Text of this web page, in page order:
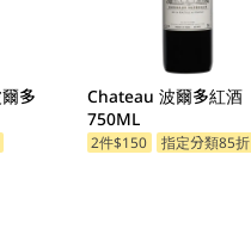
多
Chateau 波爾多紅酒
750ML
2件$150 指定分類85折